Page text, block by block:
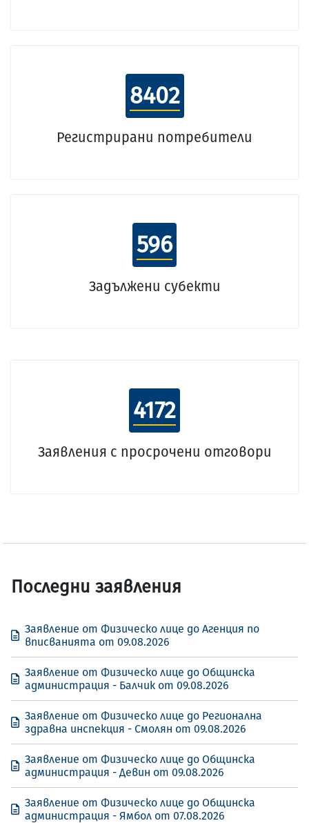
8402
Регистрирани потребители
596
Задължени субекти
4172
Заявления с просрочени отговори
Последни заявления
Заявление от Физическо лице до Агенция по
вписванията от 09.08.2026
Заявление от Физическо лице до Общинска
администрация - Балчик от 09.08.2026
Заявление от Физическо лице до Регионална
здравна инспекция - Смолян от 09.08.2026
Заявление от Физическо лице до Общинска
администрация - Девин от 09.08.2026
Заявление от Физическо лице до Общинска
администрация - Ямбол от 07.08.2026